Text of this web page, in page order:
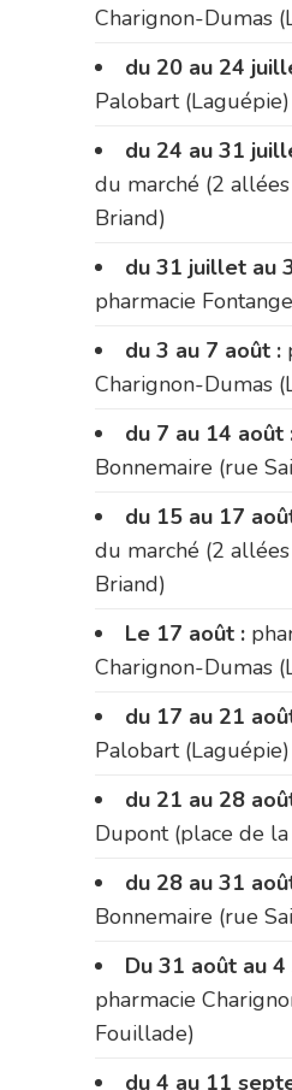
Charignon-Dumas
du 20 au 24
Palobart (Laguépie)
du 24 au 31
du marché (2
Briand)
du 31 juillet au
pharmacie
du 3 au 7 août :
Charignon-Dumas
du 7 au 14 août
Bonnemaire (rue
du 15 au 17
du marché (2
Briand)
Le 17 août :
Charignon-Dumas
du 17 au 21
Palobart (Laguépie)
du 21 au 28
Dupont (place de
du 28 au 31
Bonnemaire (rue
Du 31 août au
pharmacie
Fouillade)
du 4 au 11